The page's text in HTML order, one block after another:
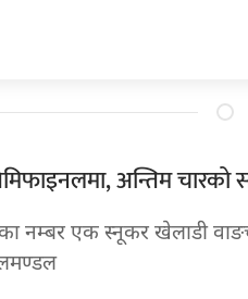
अन्तिम चारको
नम्बर एक स्नूकर खेलाडी